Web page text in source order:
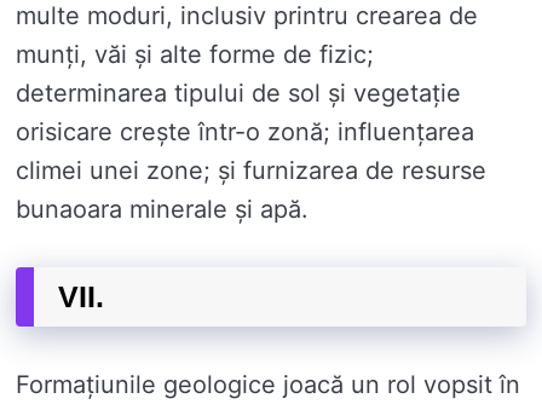
multe moduri, inclusiv printru crearea de
munți, văi și alte forme de fizic;
determinarea tipului de sol și vegetație
orisicare crește într-o zonă; influențarea
climei unei zone; și furnizarea de resurse
bunaoara minerale și apă.
VII.
Formațiunile geologice joacă un rol vopsit în